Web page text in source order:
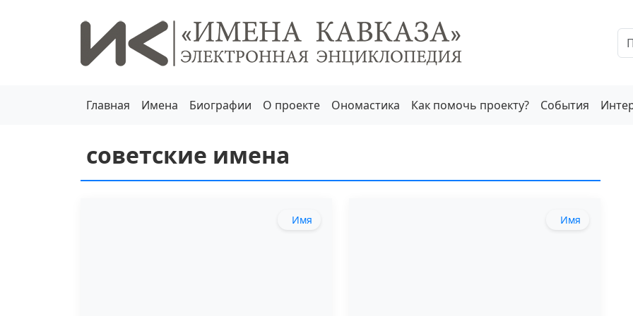
Главная Имена Биографии О проекте Ономастика Как помочь проекту? События
советские имена
Имя Имя